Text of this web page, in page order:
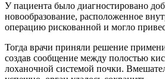
У пациента было диагностировано
новообразование, расположенное
операцию рискованной и могло
Тогда врачи приняли решение
создав сообщение между полостью
лоханочной системой почки.